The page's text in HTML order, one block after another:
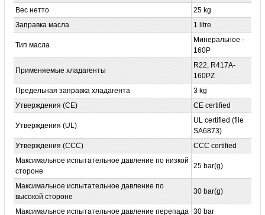
Вес нетто
25 kg
Заправка масла
1 litre
Тип масла
Минеральное -
160P
Применяемые хладагенты
R22, R417A-
160PZ
Предельная заправка хладагента
3 kg
Утверждения (CE)
CE certified
Утверждения (UL)
UL certified (file
SA6873)
Утверждения (CCC)
CCC certified
Максимальное испытательное давление по низкой
стороне
25 bar(g)
Максимальное испытательное давление по
высокой стороне
30 bar(g)
Максимальное испытательное давление перепада 30 bar